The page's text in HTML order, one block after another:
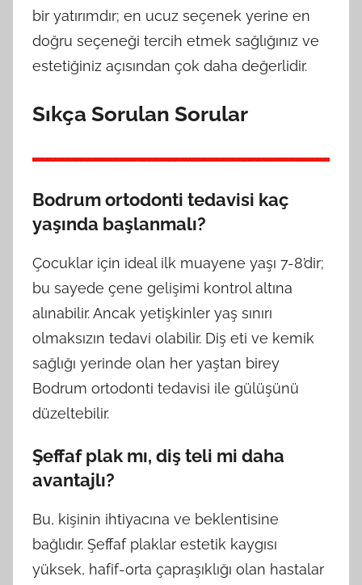
bir yatırımdır; en ucuz seçenek yerine en
doğru seçeneği tercih etmek sağlığınız ve
estetiğiniz açısından çok daha değerlidir.
Sıkça Sorulan Sorular
Bodrum ortodonti tedavisi kaç
yaşında başlanmalı?
Çocuklar için ideal ilk muayene yaşı 7-8’dir;
bu sayede çene gelişimi kontrol altına
alınabilir. Ancak yetişkinler yaş sınırı
olmaksızın tedavi olabilir. Diş eti ve kemik
sağlığı yerinde olan her yaştan birey
Bodrum ortodonti tedavisi ile gülüşünü
düzeltebilir.
Şeffaf plak mı, diş teli mi daha
avantajlı?
Bu, kişinin ihtiyacına ve beklentisine
bağlıdır. Şeffaf plaklar estetik kaygısı
yüksek, hafif-orta çapraşıklığı olan hastalar